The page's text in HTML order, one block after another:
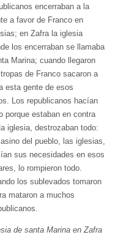
encerraban a la
a favor de Franco en
en Zafra la iglesia
los encerraban se llamaba
Marina; cuando llegaron
de Franco sacaron a
esta gente de esos
Los republicanos hacían
porque estaban en contra
iglesia, destrozaban todo:
del pueblo, las iglesias,
sus necesidades en esos
lo rompieron todo.
los sublevados tomaron
mataron a muchos
de santa Marina en Zafra